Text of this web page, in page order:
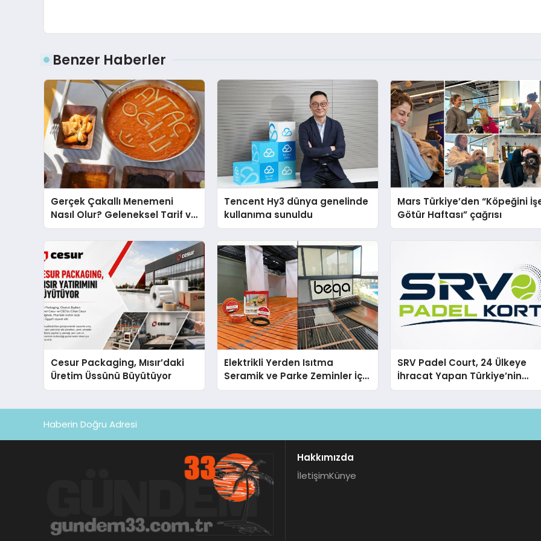
Benzer Haberler
Gerçek Çakallı Menemeni
Nasıl Olur? Geleneksel Tarif ve
Sunum
Tencent Hy3 dünya genelinde
kullanıma sunuldu
Mars Türkiye’den “Köpeğini
Götür Haftası” çağrısı
Cesur Packaging, Mısır’daki
Üretim Üssünü Büyütüyor
Elektrikli Yerden Isıtma
Seramik ve Parke Zeminler İçin
En Verimli Çözümler
SRV Padel Court, 24 Ülkeye
İhracat Yapan Türkiye’nin
Padel Kortu Üretim Gücü
Haberin Doğru Adresi
Hakkımızda
İletişimKünye